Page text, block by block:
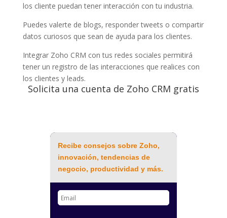
los cliente puedan tener interacción con tu industria.
Puedes valerte de blogs, responder tweets o compartir
datos curiosos que sean de ayuda para los clientes.
Integrar Zoho CRM con tus redes sociales permitirá
tener un registro de las interacciones que realices con
los clientes y leads.
Solicita una cuenta de Zoho CRM gratis
Recibe consejos sobre Zoho,
innovación, tendencias de
negocio, productividad y más.